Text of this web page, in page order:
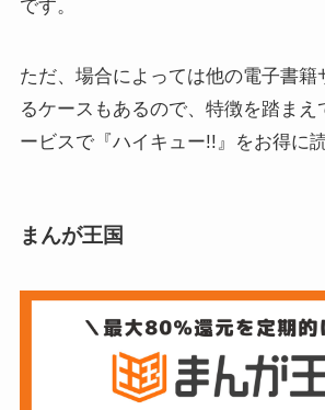
です。
ただ、場合によっては他の電子書籍
るケースもあるので、特徴を踏まえ
ービスで『ハイキュー!!』をお得に
まんが王国